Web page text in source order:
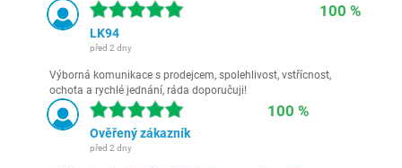
100 %
LK94
před 2 dny
Výborná komunikace s prodejcem, spolehlivost, vstřícnost,
ochota a rychlé jednání, ráda doporučuji!
100 %
Ověřený zákazník
před 2 dny